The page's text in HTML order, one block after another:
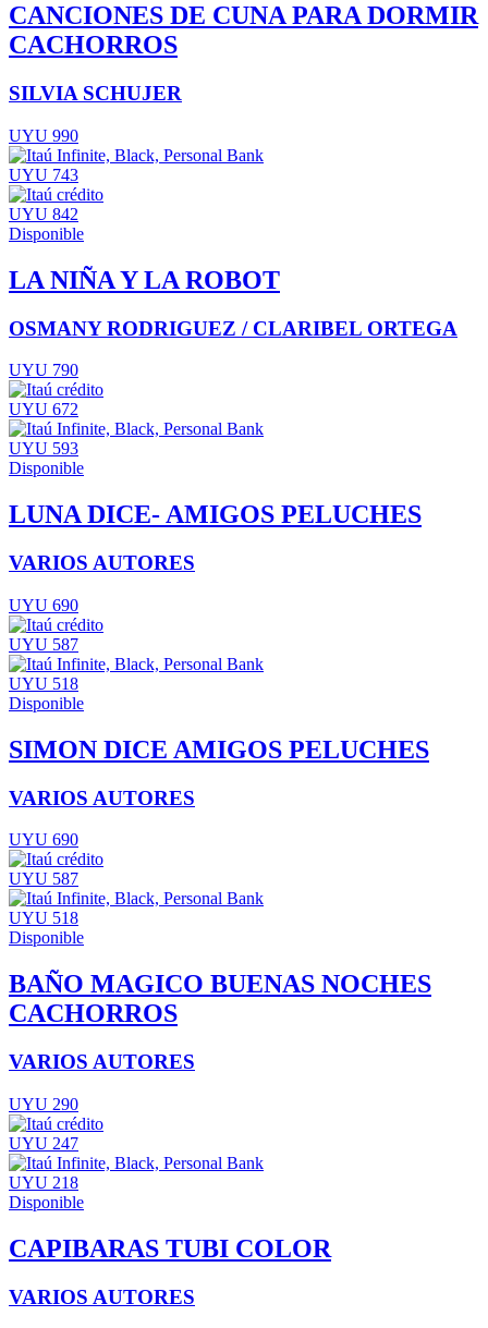
CANCIONES DE CUNA PARA DORMIR
CACHORROS
SILVIA SCHUJER
UYU 990
UYU 743
UYU 842
Disponible
LA NIÑA Y LA ROBOT
OSMANY RODRIGUEZ / CLARIBEL ORTEGA
UYU 790
UYU 672
UYU 593
Disponible
LUNA DICE- AMIGOS PELUCHES
VARIOS AUTORES
UYU 690
UYU 587
UYU 518
Disponible
SIMON DICE AMIGOS PELUCHES
VARIOS AUTORES
UYU 690
UYU 587
UYU 518
Disponible
BAÑO MAGICO BUENAS NOCHES
CACHORROS
VARIOS AUTORES
UYU 290
UYU 247
UYU 218
Disponible
CAPIBARAS TUBI COLOR
VARIOS AUTORES